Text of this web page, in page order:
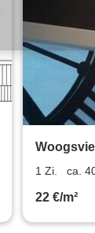
1 Zi. ca.
22 €/m²